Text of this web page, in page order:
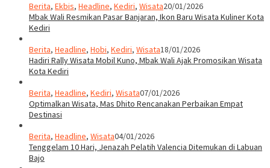
Berita, Ekbis, Headline, Kediri, Wisata20/01/2026
Mbak Wali Resmikan Pasar Banjaran, Ikon Baru Wisata Kuliner Kota
Kediri
Berita, Headline, Hobi, Kediri, Wisata18/01/2026
Hadiri Rally Wisata Mobil Kuno, Mbak Wali Ajak Promosikan Wisata
Kota Kediri
Berita, Headline, Kediri, Wisata07/01/2026
Optimalkan Wisata, Mas Dhito Rencanakan Perbaikan Empat
Destinasi
Berita, Headline, Wisata04/01/2026
Tenggelam 10 Hari, Jenazah Pelatih Valencia Ditemukan di Labuan
Bajo